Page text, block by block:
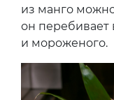
из манго
он перебивает
и мороженого.